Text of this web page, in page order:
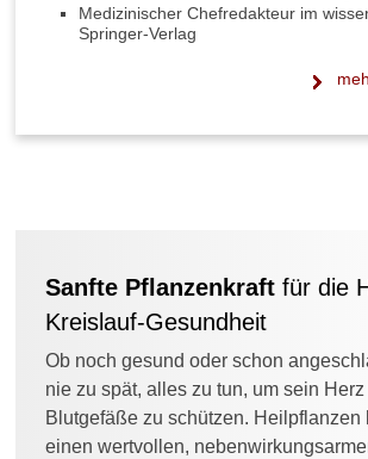
Medizinischer Chefredakteur im
Springer-Verlag
Sanfte Pflanzenkraft für die
Kreislauf-Gesundheit
Ob noch gesund oder schon
nie zu spät, alles zu tun, um sein
Blutgefäße zu schützen. Heilpflanzen
einen wertvollen,